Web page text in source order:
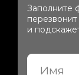
Заполните
и